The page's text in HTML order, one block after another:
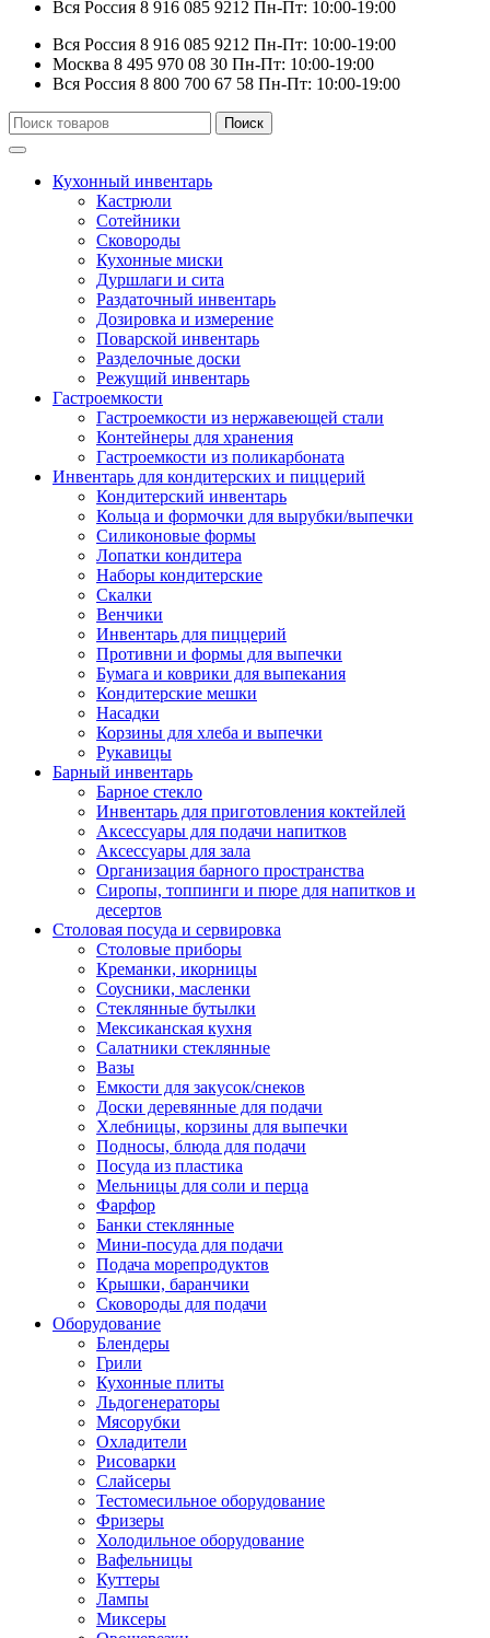
Вся Россия 8 916 085 9212 Пн-Пт: 10:00-19:00
Вся Россия 8 916 085 9212 Пн-Пт: 10:00-19:00
Москва 8 495 970 08 30 Пн-Пт: 10:00-19:00
Вся Россия 8 800 700 67 58 Пн-Пт: 10:00-19:00
Искать:
Поиск
Кухонный инвентарь
Кастрюли
Сотейники
Сковороды
Кухонные миски
Дуршлаги и сита
Раздаточный инвентарь
Дозировка и измерение
Поварской инвентарь
Разделочные доски
Режущий инвентарь
Гастроемкости
Гастроемкости из нержавеющей стали
Контейнеры для хранения
Гастроемкости из поликарбоната
Инвентарь для кондитерских и пиццерий
Кондитерский инвентарь
Кольца и формочки для вырубки/выпечки
Силиконовые формы
Лопатки кондитера
Наборы кондитерские
Скалки
Венчики
Инвентарь для пиццерий
Противни и формы для выпечки
Бумага и коврики для выпекания
Кондитерские мешки
Насадки
Корзины для хлеба и выпечки
Рукавицы
Барный инвентарь
Барное стекло
Инвентарь для приготовления коктейлей
Аксессуары для подачи напитков
Аксессуары для зала
Организация барного пространства
Сиропы, топпинги и пюре для напитков и
десертов
Столовая посуда и сервировка
Столовые приборы
Креманки, икорницы
Соусники, масленки
Стеклянные бутылки
Мексиканская кухня
Салатники стеклянные
Вазы
Емкости для закусок/снеков
Доски деревянные для подачи
Хлебницы, корзины для выпечки
Подносы, блюда для подачи
Посуда из пластика
Мельницы для соли и перца
Фарфор
Банки стеклянные
Мини-посуда для подачи
Подача морепродуктов
Крышки, баранчики
Сковороды для подачи
Оборудование
Блендеры
Грили
Кухонные плиты
Льдогенераторы
Мясорубки
Охладители
Рисоварки
Слайсеры
Тестомесильное оборудование
Фризеры
Холодильное оборудование
Вафельницы
Куттеры
Лампы
Миксеры